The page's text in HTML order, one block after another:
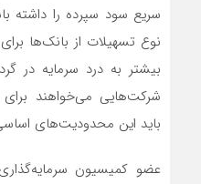
سریع سود سپرده را داشته
نوع تسهیلات از بانک‌ها
بیشتر به درد سرمایه در
شرکت‌هایی می‌خواهند برای
باید این محدودیت‌های
عضو کمیسیون